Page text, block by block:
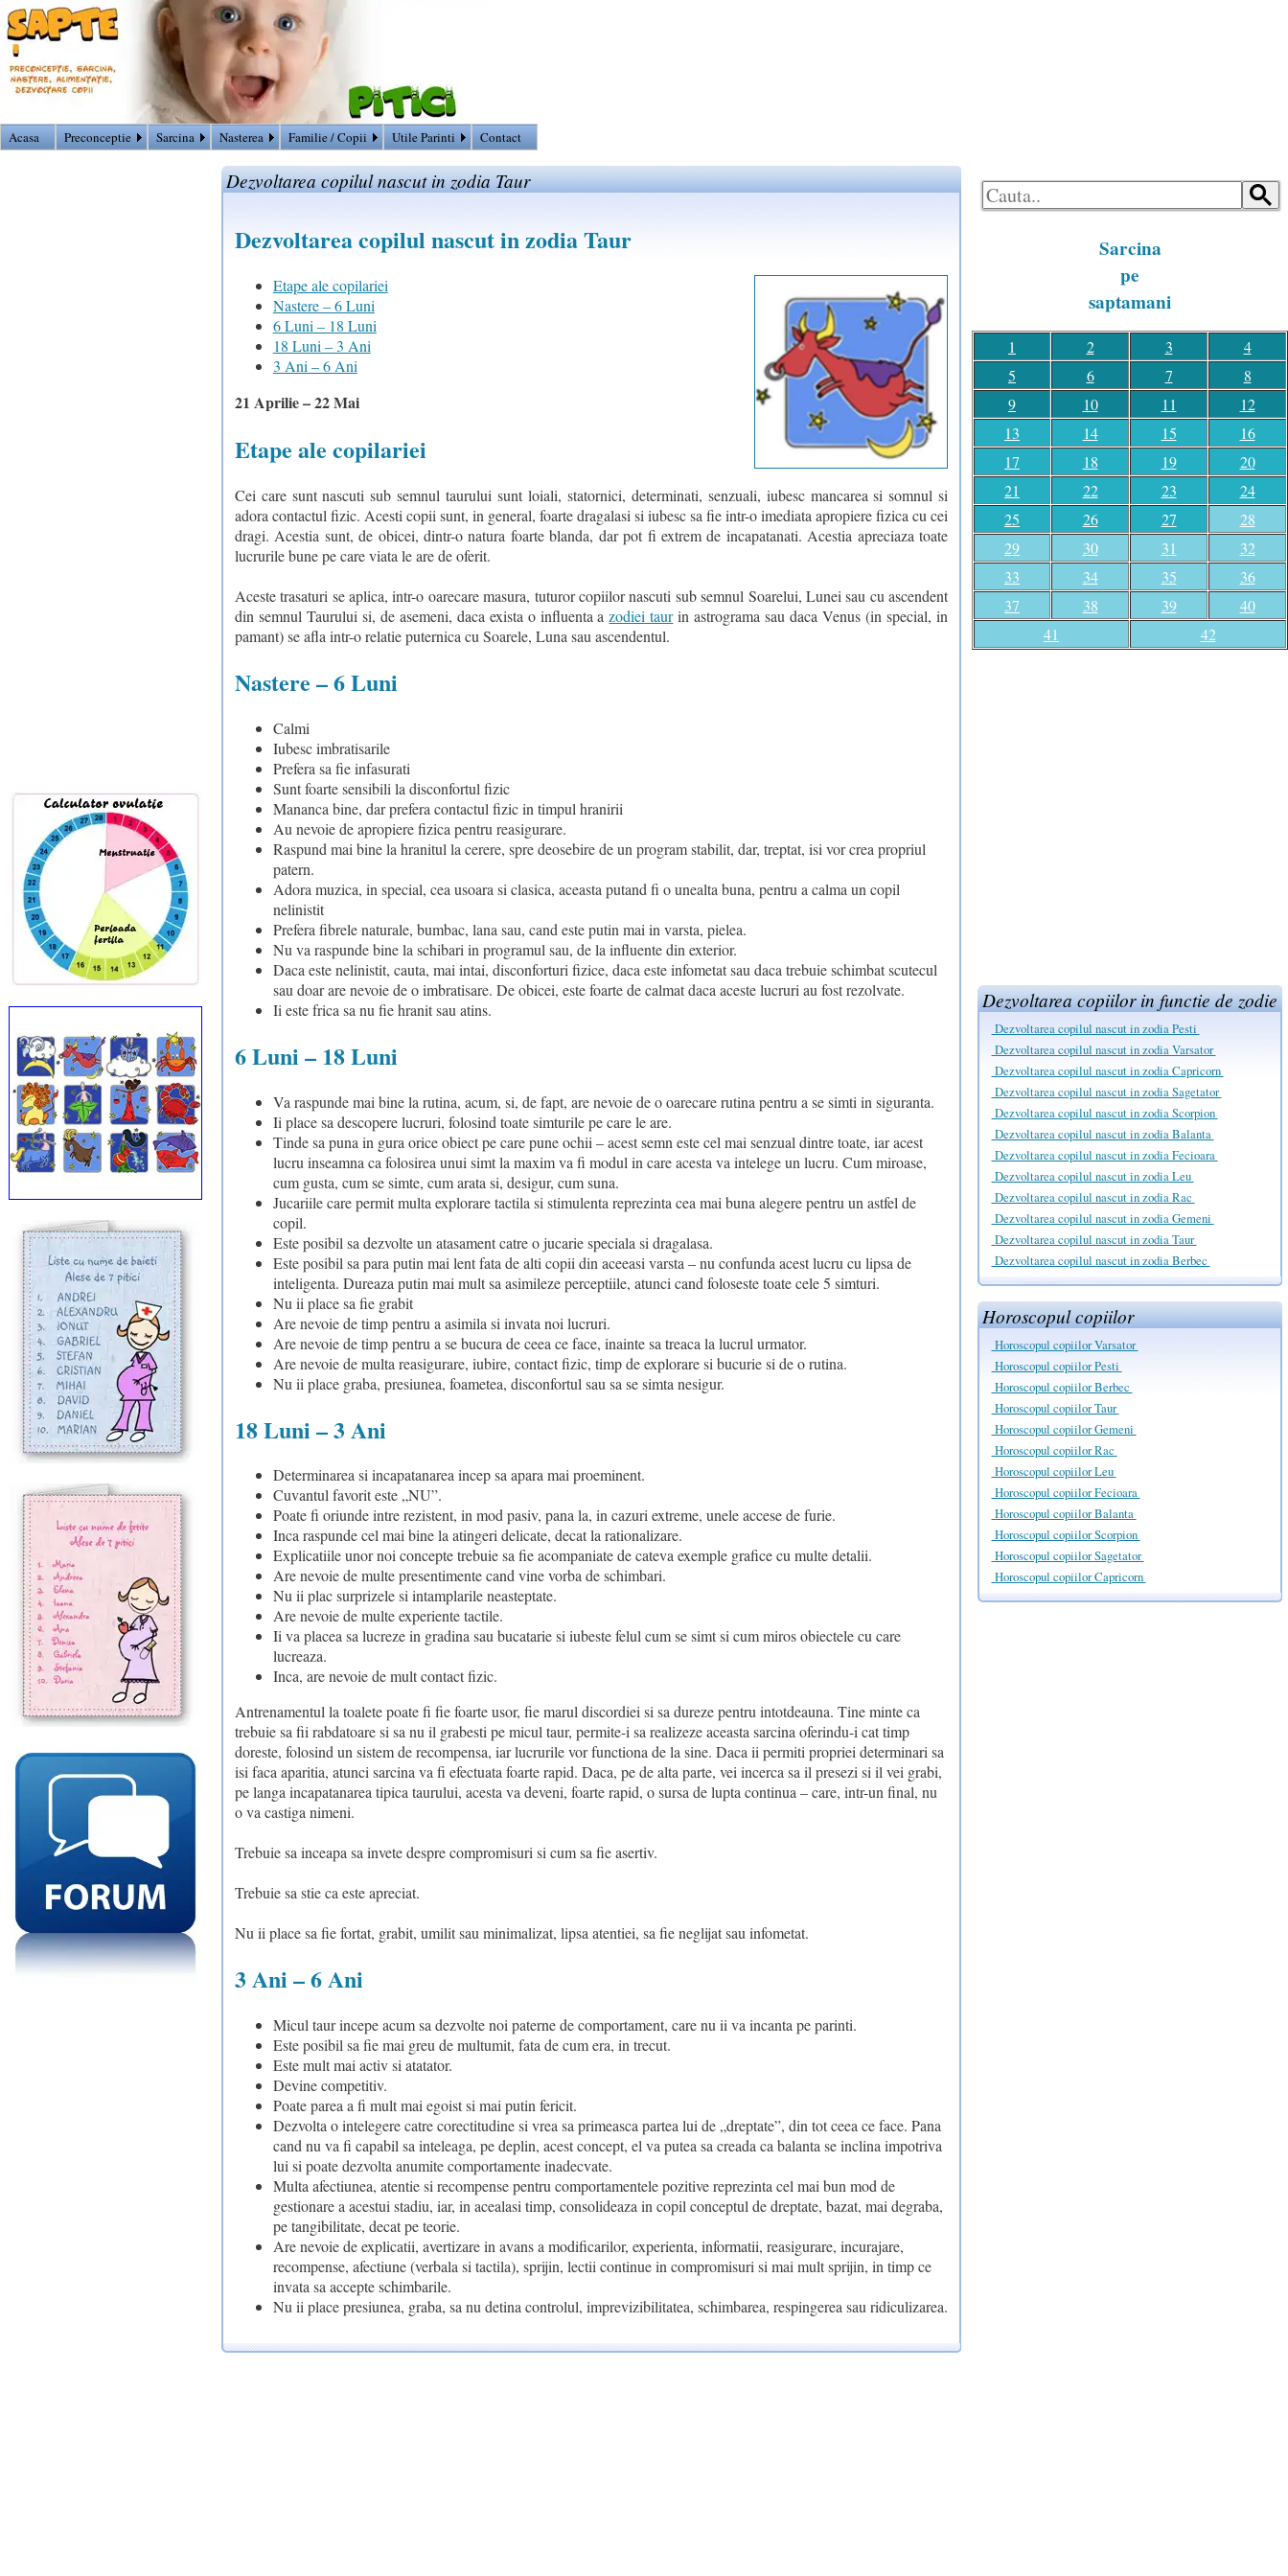
Acasa Preconceptie Sarcina Nasterea Familie / Copii Utile Parinti Contact
Sarcina
pe
saptamani
1 2 3
4
5
6 7
8
9
10 11
12
13
14 15
16
17
18 19
20
21
22 23
24
25
26 27
28
29
30 31
32
33
34 35
36
37
38 39
40
41
42
Dezvoltarea copiilor in functie de zodie
Dezvoltarea copilul nascut in zodia Pesti
Dezvoltarea copilul nascut in zodia Varsator
Dezvoltarea copilul nascut in zodia Capricorn
Dezvoltarea copilul nascut in zodia Sagetator
Dezvoltarea copilul nascut in zodia Scorpion
Dezvoltarea copilul nascut in zodia Balanta
Dezvoltarea copilul nascut in zodia Fecioara
Dezvoltarea copilul nascut in zodia Leu
Dezvoltarea copilul nascut in zodia Rac
Dezvoltarea copilul nascut in zodia Gemeni
Dezvoltarea copilul nascut in zodia Taur
Dezvoltarea copilul nascut in zodia Berbec
Horoscopul copiilor
Horoscopul copiilor Varsator
Horoscopul copiilor Pesti
Horoscopul copiilor Berbec
Horoscopul copiilor Taur
Horoscopul copiilor Gemeni
Horoscopul copiilor Rac
Horoscopul copiilor Leu
Horoscopul copiilor Fecioara
Horoscopul copiilor Balanta
Horoscopul copiilor Scorpion
Horoscopul copiilor Sagetator
Horoscopul copiilor Capricorn
Dezvoltarea copilul nascut in zodia Taur
Dezvoltarea copilul nascut in zodia Taur
Etape ale copilariei
Nastere – 6 Luni
6 Luni – 18 Luni
18 Luni – 3 Ani
3 Ani – 6 Ani
21 Aprilie – 22 Mai
Etape ale copilariei
Cei care sunt nascuti sub semnul taurului sunt loiali, statornici, determinati, senzuali, iubesc mancarea si somnul si
adora contactul fizic. Acesti copii sunt, in general, foarte dragalasi si iubesc sa fie intr-o imediata apropiere fizica cu cei
dragi. Acestia sunt, de obicei, dintr-o natura foarte blanda, dar pot fi extrem de incapatanati. Acestia apreciaza toate
lucrurile bune pe care viata le are de oferit.
Aceste trasaturi se aplica, intr-o oarecare masura, tuturor copiilor nascuti sub semnul Soarelui, Lunei sau cu ascendent
din semnul Taurului si, de asemeni, daca exista o influenta azodiei taurin astrograma sau daca Venus (in special, in
pamant) se afla intr-o relatie puternica cu Soarele, Luna sau ascendentul.
Nastere – 6 Luni
Calmi
Iubesc imbratisarile
Prefera sa fie infasurati
Sunt foarte sensibili la disconfortul fizic
Mananca bine, dar prefera contactul fizic in timpul hranirii
Au nevoie de apropiere fizica pentru reasigurare.
Raspund mai bine la hranitul la cerere, spre deosebire de un program stabilit, dar, treptat, isi vor crea propriul
patern.
Adora muzica, in special, cea usoara si clasica, aceasta putand fi o unealta buna, pentru a calma un copil
nelinistit
Prefera fibrele naturale, bumbac, lana sau, cand este putin mai in varsta, pielea.
Nu va raspunde bine la schibari in programul sau, de la influente din exterior.
Daca este nelinistit, cauta, mai intai, disconforturi fizice, daca este infometat sau daca trebuie schimbat scutecul
sau doar are nevoie de o imbratisare. De obicei, este foarte de calmat daca aceste lucruri au fost rezolvate.
Ii este frica sa nu fie hranit sau atins.
6 Luni – 18 Luni
Va raspunde mai bine la rutina, acum, si, de fapt, are nevoie de o oarecare rutina pentru a se simti in siguranta.
Ii place sa descopere lucruri, folosind toate simturile pe care le are.
Tinde sa puna in gura orice obiect pe care pune ochii – acest semn este cel mai senzual dintre toate, iar acest
lucru inseamna ca folosirea unui simt la maxim va fi modul in care acesta va intelege un lucru. Cum miroase,
cum gusta, cum se simte, cum arata si, desigur, cum suna.
Jucariile care permit multa explorare tactila si stimulenta reprezinta cea mai buna alegere pentru un astfel de
copil.
Este posibil sa dezvolte un atasament catre o jucarie speciala si dragalasa.
Este posibil sa para putin mai lent fata de alti copii din aceeasi varsta – nu confunda acest lucru cu lipsa de
inteligenta. Dureaza putin mai mult sa asimileze perceptiile, atunci cand foloseste toate cele 5 simturi.
Nu ii place sa fie grabit
Are nevoie de timp pentru a asimila si invata noi lucruri.
Are nevoie de timp pentru a se bucura de ceea ce face, inainte sa treaca la lucrul urmator.
Are nevoie de multa reasigurare, iubire, contact fizic, timp de explorare si bucurie si de o rutina.
Nu ii place graba, presiunea, foametea, disconfortul sau sa se simta nesigur.
18 Luni – 3 Ani
Determinarea si incapatanarea incep sa apara mai proeminent.
Cuvantul favorit este „NU”.
Poate fi oriunde intre rezistent, in mod pasiv, pana la, in cazuri extreme, unele accese de furie.
Inca raspunde cel mai bine la atingeri delicate, decat la rationalizare.
Explicatiile unor noi concepte trebuie sa fie acompaniate de cateva exemple grafice cu multe detalii.
Are nevoie de multe presentimente cand vine vorba de schimbari.
Nu ii plac surprizele si intamplarile neasteptate.
Are nevoie de multe experiente tactile.
Ii va placea sa lucreze in gradina sau bucatarie si iubeste felul cum se simt si cum miros obiectele cu care
lucreaza.
Inca, are nevoie de mult contact fizic.
Antrenamentul la toalete poate fi fie foarte usor, fie marul discordiei si sa dureze pentru intotdeauna. Tine minte ca
trebuie sa fii rabdatoare si sa nu il grabesti pe micul taur, permite-i sa realizeze aceasta sarcina oferindu-i cat timp
doreste, folosind un sistem de recompensa, iar lucrurile vor functiona de la sine. Daca ii permiti propriei determinari sa
isi faca aparitia, atunci sarcina va fi efectuata foarte rapid. Daca, pe de alta parte, vei incerca sa il presezi si il vei grabi,
pe langa incapatanarea tipica taurului, acesta va deveni, foarte rapid, o sursa de lupta continua – care, intr-un final, nu
o va castiga nimeni.
Trebuie sa inceapa sa invete despre compromisuri si cum sa fie asertiv.
Trebuie sa stie ca este apreciat.
Nu ii place sa fie fortat, grabit, umilit sau minimalizat, lipsa atentiei, sa fie neglijat sau infometat.
3 Ani – 6 Ani
Micul taur incepe acum sa dezvolte noi paterne de comportament, care nu ii va incanta pe parinti.
Este posibil sa fie mai greu de multumit, fata de cum era, in trecut.
Este mult mai activ si atatator.
Devine competitiv.
Poate parea a fi mult mai egoist si mai putin fericit.
Dezvolta o intelegere catre corectitudine si vrea sa primeasca partea lui de „dreptate”, din tot ceea ce face. Pana
cand nu va fi capabil sa inteleaga, pe deplin, acest concept, el va putea sa creada ca balanta se inclina impotriva
lui si poate dezvolta anumite comportamente inadecvate.
Multa afectiunea, atentie si recompense pentru comportamentele pozitive reprezinta cel mai bun mod de
gestionare a acestui stadiu, iar, in acealasi timp, consolideaza in copil conceptul de dreptate, bazat, mai degraba,
pe tangibilitate, decat pe teorie.
Are nevoie de explicatii, avertizare in avans a modificarilor, experienta, informatii, reasigurare, incurajare,
recompense, afectiune (verbala si tactila), sprijin, lectii continue in compromisuri si mai mult sprijin, in timp ce
invata sa accepte schimbarile.
Nu ii place presiunea, graba, sa nu detina controlul, imprevizibilitatea, schimbarea, respingerea sau ridiculizarea.